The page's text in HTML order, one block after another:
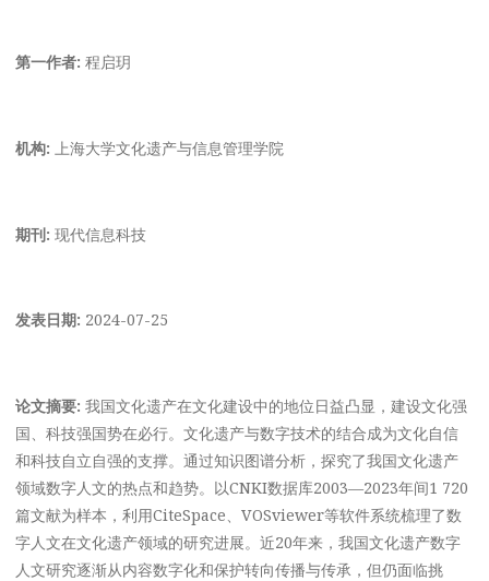
第一作者: 程启玥
机构: 上海大学文化遗产与信息管理学院
期刊: 现代信息科技
发表日期: 2024-07-25
论文摘要: 我国文化遗产在文化建设中的地位日益凸显，建设文化强
国、科技强国势在必行。文化遗产与数字技术的结合成为文化自信
和科技自立自强的支撑。通过知识图谱分析，探究了我国文化遗产
领域数字人文的热点和趋势。以CNKI数据库2003—2023年间1 720
篇文献为样本，利用CiteSpace、VOSviewer等软件系统梳理了数
字人文在文化遗产领域的研究进展。近20年来，我国文化遗产数字
人文研究逐渐从内容数字化和保护转向传播与传承，但仍面临挑